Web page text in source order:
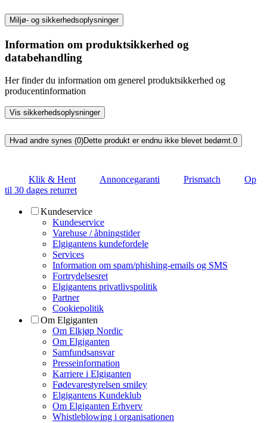
Miljø- og sikkerhedsoplysninger
Information om produktsikkerhed og
databehandling
Her finder du information om generel produktsikkerhed og
producentinformation
Vis sikkerhedsoplysninger
Hvad andre synes (0)Dette produkt er endnu ikke blevet bedømt.0
Klik & Hent Annoncegaranti Prismatch
Op
til 30 dages returret
Kundeservice
Kundeservice
Varehuse / åbningstider
Elgigantens kundefordele
Services
Information om spam/phishing-emails og SMS
Fortrydelsesret
Elgigantens privatlivspolitik
Partner
Cookiepolitik
Om Elgiganten
Om Elkjøp Nordic
Om Elgiganten
Samfundsansvar
Presseinformation
Karriere i Elgiganten
Fødevarestyrelsen smiley
Elgigantens Kundeklub
Om Elgiganten Erhverv
Whistleblowing i organisationen